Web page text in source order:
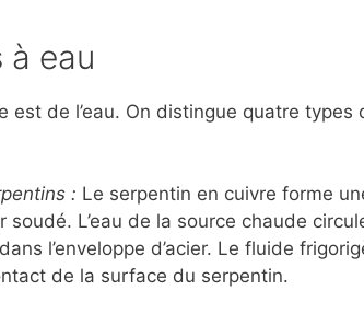
à eau
est de l’eau. On distingue quatre types
: Le serpentin en cuivre forme
soudé. L’eau de la source chaude
l’enveloppe d’acier. Le fluide
de la surface du serpentin.